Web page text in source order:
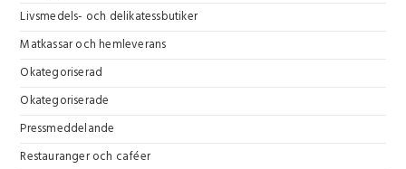
Livsmedels- och delikatessbutiker
Matkassar och hemleverans
Okategoriserad
Okategoriserade
Pressmeddelande
Restauranger och caféer